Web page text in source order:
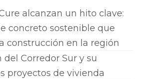
alcanzan un hito clave:
concreto sostenible que
construcción en la región
Corredor Sur y su
proyectos de vivienda